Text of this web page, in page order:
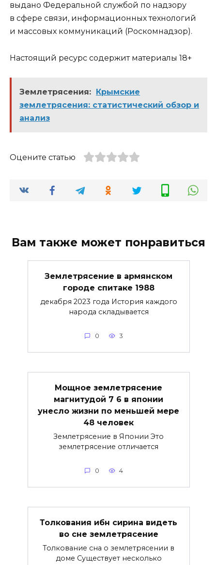
выдано Федеральной службой по надзору
в сфере связи, информационных технологий
и массовых коммуникаций (Роскомнадзор).
Настоящий ресурс содержит материалы 18+
Землетрясения: Крымские
землетрясения: статистический обзор и
анализ
Оцените статью
Вам также может понравиться
Землетрясение в армянском
городе спитаке 1988
декабря 2023 года История каждого
народа складывается
0 3
Мощное землетрясение
магнитудой 7 6 в японии
унесло жизни по меньшей мере
48 человек
Землетрясение в Японии Это
землетрясение отличается
0 4
Толкования ибн сирина видеть
во сне землетрясение
Толкование сна о землетрясении в
доме Существует несколько